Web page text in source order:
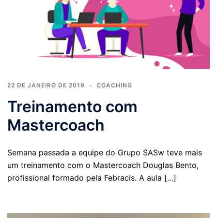
22 DE JANEIRO DE 2019 COACHING
Treinamento com
Mastercoach
Semana passada a equipe do Grupo SASw teve mais
um treinamento com o Mastercoach Douglas Bento,
profissional formado pela Febracis. A aula […]